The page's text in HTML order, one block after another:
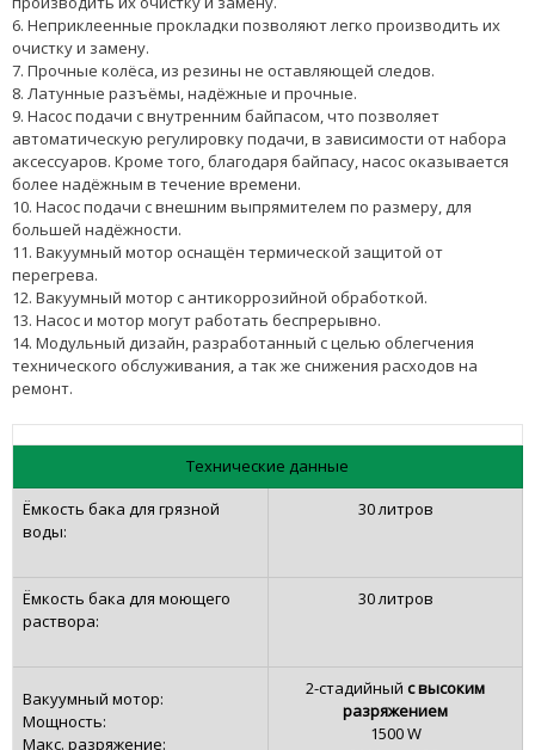
6. Неприклеенные прокладки позволяют легко производить их
очистку и замену.
7. Прочные колёса, из резины не оставляющей следов.
8. Латунные разъёмы, надёжные и прочные.
9. Насос подачи с внутренним байпасом, что позволяет
автоматическую регулировку подачи, в зависимости от набора
аксессуаров. Кроме того, благодаря байпасу, насос оказывается
более надёжным в течение времени.
10. Насос подачи с внешним выпрямителем по размеру, для
большей надёжности.
11. Вакуумный мотор оснащён термической защитой от
перегрева.
12. Вакуумный мотор с антикоррозийной обработкой.
13. Насос и мотор могут работать беспрерывно.
14. Модульный дизайн, разработанный с целью облегчения
технического обслуживания, а так же снижения расходов на
ремонт.
Технические данные
Ëмкость бака для грязной
воды:
30 литров
Ëмкость бака для моющего
раствора:
30 литров
Вакуумный мотор:
Мощность:
Макс. разряжение:
2-стадийный с высоким
разряжением
1500 W